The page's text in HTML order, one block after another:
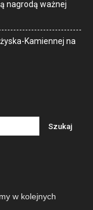
nagrodą ważnej
Kamiennej na
w kolejnych